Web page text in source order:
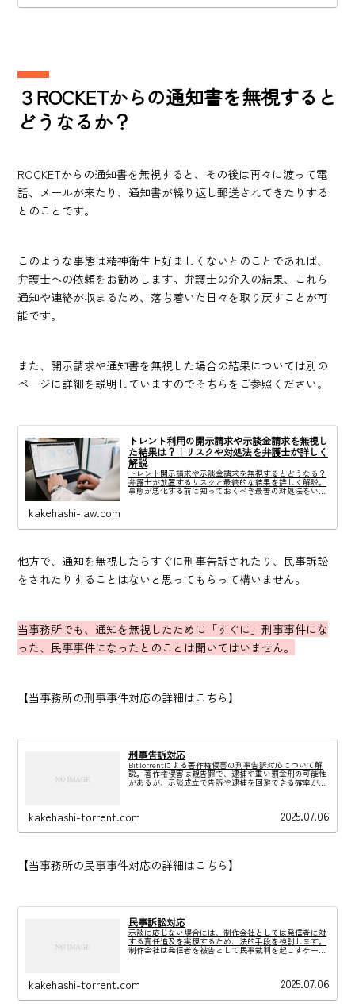
３ROCKETからの通知書を無視すると
どうなるか？
ROCKETからの通知書を無視すると、その後は再々に渡って電
話、メールが来たり、通知書が繰り返し郵送されてきたりする
とのことです。
このような事態は精神衛生上好ましくないとのことであれば、
弁護士への依頼をお勧めします。弁護士の介入の結果、これら
通知や連絡が収まるため、落ち着いた日々を取り戻すことが可
能です。
また、開示請求や通知書を無視した場合の結果については別の
ページに詳細を説明していますのでそちらをご参照ください。
トレント利用の開示請求や示談金請求を無視し
た結果は？｜リスクや対処法を弁護士が詳しく
解説
トレント開示請求や示談金請求を無視するとどうなる？
弁護士が放置するリスクと最終的な結果を詳しく解説。
事態が悪化する前に知っておくべき最善の対処法をいま
kakehashi-law.com
他方で、通知を無視したらすぐに刑事告訴されたり、民事訴訟
をされたりすることはないと思ってもらって構いません。
当事務所でも、通知を無視したために「すぐに」刑事事件にな
った、民事事件になったとのことは聞いてはいません。
【当事務所の刑事事件対応の詳細はこちら】
刑事告訴対応
BitTorrentによる著作権侵害の刑事告訴対応について解
説。著作権侵害は親告罪で、逮捕や重い罰金刑の可能性
があるが、示談成立で告訴や逮捕を回避できる確率が高
kakehashi-torrent.com 2025.07.06
【当事務所の民事事件対応の詳細はこちら】
民事訴訟対応
示談に応じない場合には、制作会社としては発信者に対
する責任追及を実現するため、法的手段を検討します。
制作会社は発信者を被告として民事裁判を起こすケース
kakehashi-torrent.com 2025.07.06